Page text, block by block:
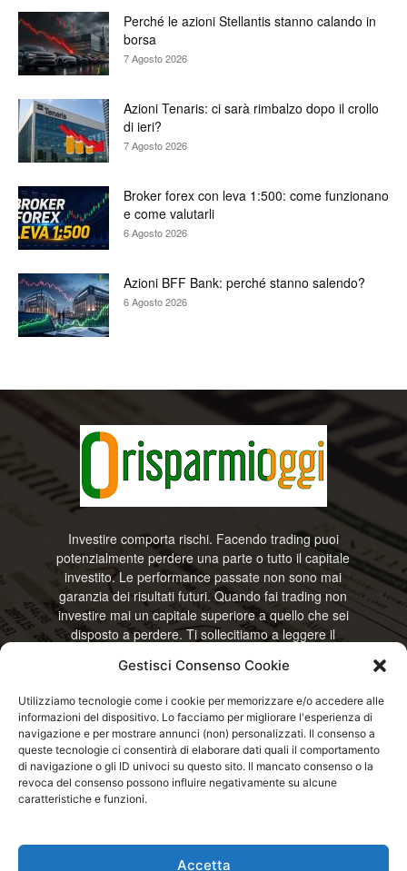
Gestisci Consenso Cookie
Utilizziamo tecnologie come i cookie per memorizzare e/o accedere alle
informazioni del dispositivo. Lo facciamo per migliorare l'esperienza di
navigazione e per mostrare annunci (non) personalizzati. Il consenso a
queste tecnologie ci consentirà di elaborare dati quali il comportamento
di navigazione o gli ID univoci su questo sito. Il mancato consenso o la
revoca del consenso possono influire negativamente su alcune
caratteristiche e funzioni.
Accetta
Perché le azioni Stellantis stanno calando in
borsa
7 Agosto 2026
Azioni Tenaris: ci sarà rimbalzo dopo il crollo
di ieri?
7 Agosto 2026
Broker forex con leva 1:500: come funzionano
e come valutarli
6 Agosto 2026
Azioni BFF Bank: perché stanno salendo?
6 Agosto 2026
Investire comporta rischi. Facendo trading puoi
potenzialmente perdere una parte o tutto il capitale
investito. Le performance passate non sono mai
garanzia dei risultati futuri. Quando fai trading non
investire mai un capitale superiore a quello che sei
disposto a perdere. Ti sollecitiamo a leggere il
RisparmiOggi non offre alcun genere di consulenza
informazioni riportate. Continuando ad accedere o
a usare questo sito o ogni servizio disponibile
questo sito, dichiari di accettare termini e condizioni
previste. © RisparmiOggi
Contattaci: